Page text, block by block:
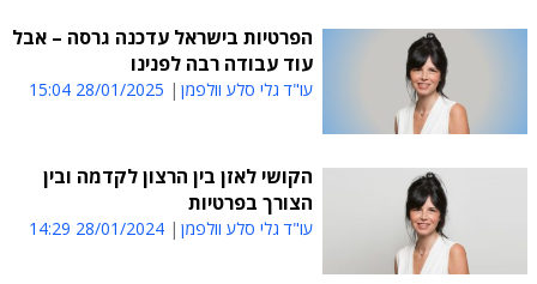
הפרטיות בישראל עדכנה גרסה – אבל
עוד עבודה רבה לפנינו
עו"ד גלי סלע וולפמן 28/01/2025 15:04
הקושי לאזן בין הרצון לקדמה ובין
הצורך בפרטיות
עו"ד גלי סלע וולפמן 28/01/2024 14:29